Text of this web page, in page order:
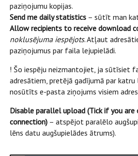
paziņojumu kopijas.
Send me daily statistics – sūtīt man
Allow recipients to receive download
noklusējuma iespējots. Atļaut
paziņojumus par faila lejupielādi.
! Šo iespēju neizmantojiet, ja sūtīsiet
adresātiem, pretējā gadījumā par katru
nosūtīts e-pasta ziņojums visiem
Disable parallel upload (Tick if you are
connection) – atspējot paralēlo
lēns datu augšupielādes ātrums).